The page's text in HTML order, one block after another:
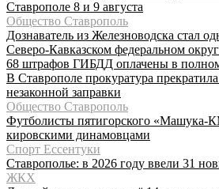
Ставрополе 8 и 9 августа
Общество Ставрополь
Дознаватель из Железноводска стал
Северо-Кавказском федеральном
68 штрафов ГИБДД оплачены в
В Ставрополе прокуратура прекратила
незаконной заправки
Общество Ставрополь
Футболисты пятигорского «Машука-
кировскими динамовцами
Спорт Ессентуки
Ставрополье: в 2026 году ввели 31
ЖКХ